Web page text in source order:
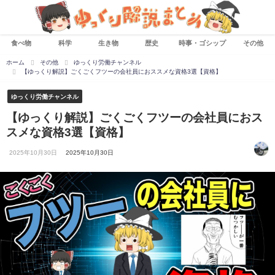
食べ物 科学 生き物 歴史 時事・ゴシップ その他
ホーム その他
ゆっくり労働チャンネル
【ゆっくり解説】ごくごくフツーの会社員におススメな資格3選【資格】
ゆっくり労働チャンネル
【ゆっくり解説】ごくごくフツーの会社員におス
スメな資格3選【資格】
2025年10月30日 2025年10月30日